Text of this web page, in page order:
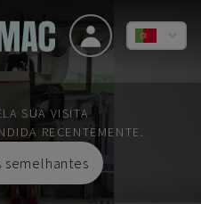
SUA VISITA
RECENTEMENTE.
semelhantes